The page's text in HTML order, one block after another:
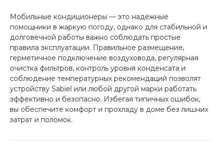
Мобильные кондиционеры — это надёжные
помощники в жаркую погоду, однако для стабильной и
долговечной работы важно соблюдать простые
правила эксплуатации. Правильное размещение,
герметичное подключение воздуховода, регулярная
очистка фильтров, контроль уровня конденсата и
соблюдение температурных рекомендаций позволят
устройству Sabiel или любой другой марки работать
эффективно и безопасно. Избегая типичных ошибок,
вы обеспечите комфорт и прохладу в доме без лишних
затрат и поломок.